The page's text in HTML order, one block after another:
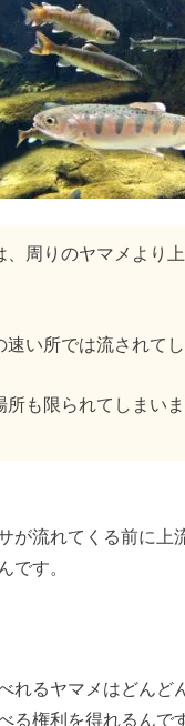
、周りのヤマメより
い所では流されてし
も限られてしまいま
が流れてくる前に上
です。
れるヤマメはどんど
る権利を得れるんで